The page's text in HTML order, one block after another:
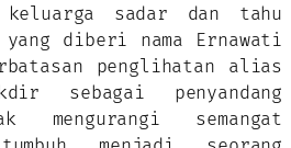
sadar dan tahu
diberi nama Ernawati
penglihatan alias
sebagai penyandang
semangat